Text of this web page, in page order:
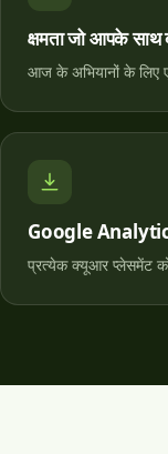
क्षमता जो आपके साथ
आज के अभियानों के लिए
Google
प्रत्येक क्यूआर प्लेसमेंट